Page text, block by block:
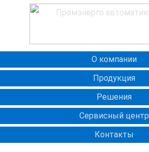
О компании
Продукция
Решения
Сервисный центр
Контакты